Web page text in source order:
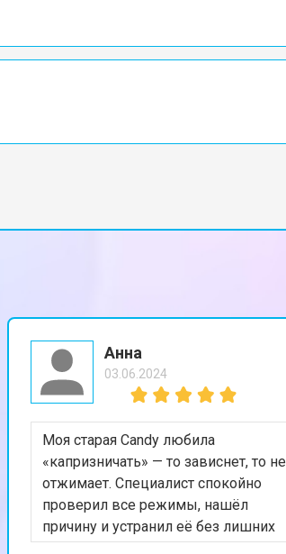
Анна
03.06.2024
Моя старая Candy любила
«капризничать» — то зависнет, то не
отжимает. Специалист спокойно
проверил все режимы, нашёл
причину и устранил её без лишних